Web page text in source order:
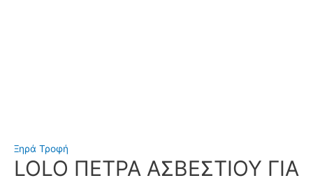
Ξηρά Τροφή
LOLO ΠΕΤΡΑ ΑΣΒΕΣΤΙΟΥ ΓΙΑ